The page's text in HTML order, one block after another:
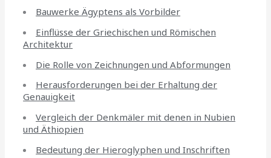
Bauwerke Ägyptens als Vorbilder
Einflüsse der Griechischen und Römischen
Architektur
Die Rolle von Zeichnungen und Abformungen
Herausforderungen bei der Erhaltung der
Genauigkeit
Vergleich der Denkmäler mit denen in Nubien
und Äthiopien
Bedeutung der Hieroglyphen und Inschriften